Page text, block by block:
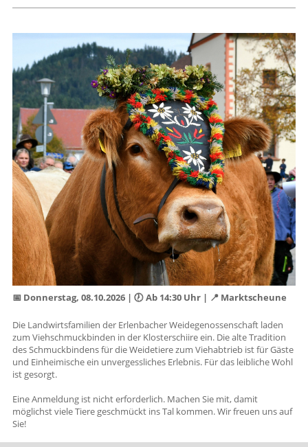
📅 Donnerstag, 08.10.2026 | 🕖 Ab 14:30 Uhr | 📍 Marktscheune
Die Landwirtsfamilien der Erlenbacher Weidegenossenschaft laden
zum Viehschmuckbinden in der Klosterschiire ein. Die alte Tradition
des Schmuckbindens für die Weidetiere zum Viehabtrieb ist für Gäste
und Einheimische ein unvergessliches Erlebnis. Für das leibliche Wohl
ist gesorgt.
Eine Anmeldung ist nicht erforderlich. Machen Sie mit, damit
möglichst viele Tiere geschmückt ins Tal kommen. Wir freuen uns auf
Sie!